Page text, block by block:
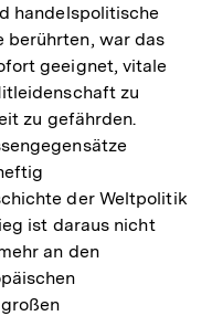
handelspolitische
berührten, war das
geeignet, vitale
zu
zu gefährden.
der Weltpolitik
ist daraus nicht
an den